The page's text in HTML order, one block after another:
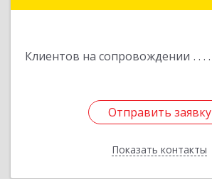
Клиентов на сопровождении
Отправить заявку
Показать контакты
Отправить заявку
Назад